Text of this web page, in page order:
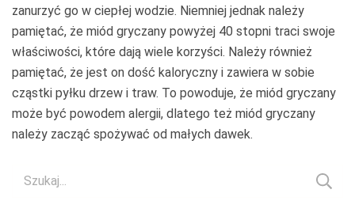
zanurzyć go w ciepłej wodzie. Niemniej jednak należy
pamiętać, że miód gryczany powyżej 40 stopni traci swoje
właściwości, które dają wiele korzyści. Należy również
pamiętać, że jest on dość kaloryczny i zawiera w sobie
cząstki pyłku drzew i traw. To powoduje, że miód gryczany
może być powodem alergii, dlatego też miód gryczany
należy zacząć spożywać od małych dawek.
Szukaj: